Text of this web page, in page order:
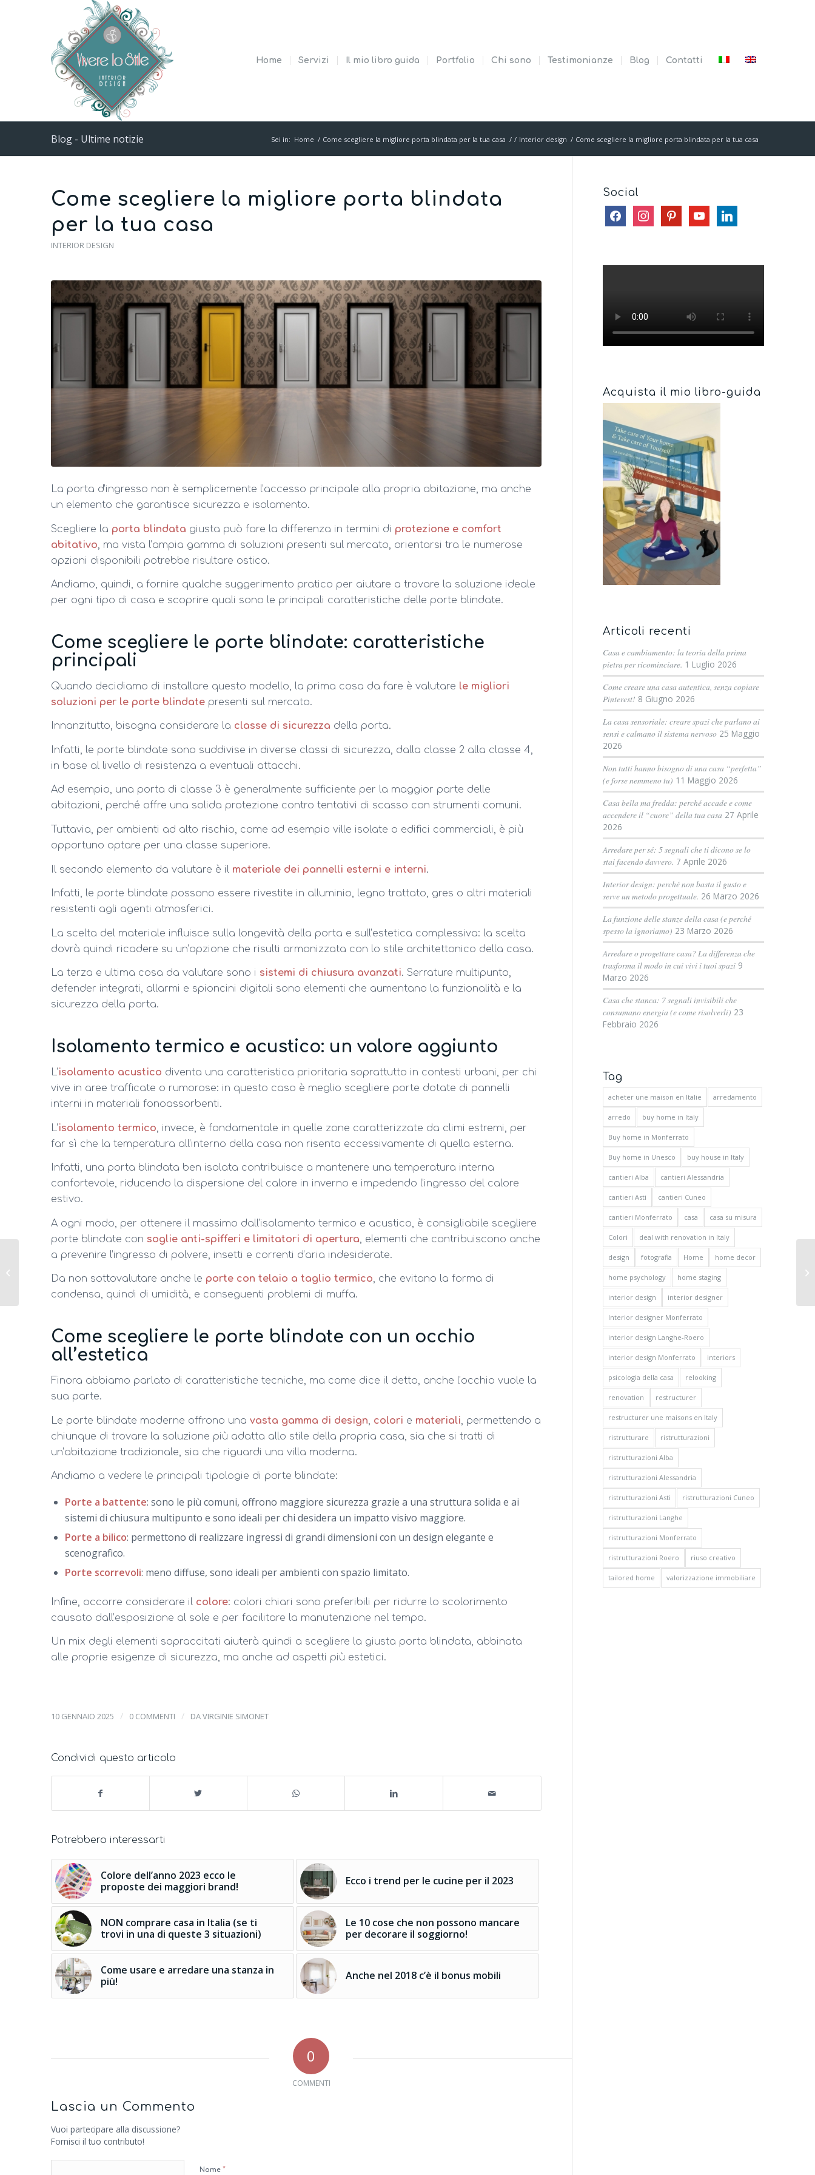
Home Servizi Il mio libro guida Portfolio Chi sono Testimonianze Blog Contatti
Blog - Ultime notizie Sei in: Home / Come scegliere la migliore porta blindata per la tua casa / / Interior design / Come scegliere la migliore porta blindata per la tua casa
Come scegliere la migliore porta blindata
per la tua casa
INTERIOR DESIGN
La porta d’ingresso non è semplicemente l’accesso principale alla propria abitazione, ma anche
un elemento che garantisce sicurezza e isolamento.
Scegliere la porta blindata giusta può fare la differenza in termini di protezione e comfort
abitativo , ma vista l’ampia gamma di soluzioni presenti sul mercato, orientarsi tra le numerose
opzioni disponibili potrebbe risultare ostico.
Andiamo, quindi, a fornire qualche suggerimento pratico per aiutare a trovare la soluzione ideale
per ogni tipo di casa e scoprire quali sono le principali caratteristiche delle porte blindate.
Come scegliere le porte blindate: caratteristiche
principali
Quando decidiamo di installare questo modello, la prima cosa da fare è valutare le migliori
soluzioni per le porte blindatepresenti sul mercato.
Innanzitutto, bisogna considerare la classe di sicurezza della porta.
Infatti, le porte blindate sono suddivise in diverse classi di sicurezza, dalla classe 2 alla classe 4,
in base al livello di resistenza a eventuali attacchi.
Ad esempio, una porta di classe 3 è generalmente sufficiente per la maggior parte delle
abitazioni, perché offre una solida protezione contro tentativi di scasso con strumenti comuni.
Tuttavia, per ambienti ad alto rischio, come ad esempio ville isolate o edifici commerciali, è più
opportuno optare per una classe superiore.
Il secondo elemento da valutare è il materiale dei pannelli esterni e interni.
Infatti, le porte blindate possono essere rivestite in alluminio, legno trattato, gres o altri materiali
resistenti agli agenti atmosferici.
La scelta del materiale influisce sulla longevità della porta e sull’estetica complessiva: la scelta
dovrà quindi ricadere su un’opzione che risulti armonizzata con lo stile architettonico della casa.
La terza e ultima cosa da valutare sono i sistemi di chiusura avanzati. Serrature multipunto,
defender integrati, allarmi e spioncini digitali sono elementi che aumentano la funzionalità e la
sicurezza della porta.
Isolamento termico e acustico: un valore aggiunto
L’isolamento acustico diventa una caratteristica prioritaria soprattutto in contesti urbani, per chi
vive in aree trafficate o rumorose: in questo caso è meglio scegliere porte dotate di pannelli
interni in materiali fonoassorbenti.
L’isolamento termico, invece, è fondamentale in quelle zone caratterizzate da climi estremi, per
far sì che la temperatura all’interno della casa non risenta eccessivamente di quella esterna.
Infatti, una porta blindata ben isolata contribuisce a mantenere una temperatura interna
confortevole, riducendo la dispersione del calore in inverno e impedendo l’ingresso del calore
estivo.
A ogni modo, per ottenere il massimo dall’isolamento termico e acustico, è consigliabile scegliere
porte blindate con soglie anti-spifferi e limitatori di apertura, elementi che contribuiscono anche
a prevenire l’ingresso di polvere, insetti e correnti d’aria indesiderate.
Da non sottovalutare anche le porte con telaio a taglio termico, che evitano la forma di
condensa, quindi di umidità, e conseguenti problemi di muffa.
Come scegliere le porte blindate con un occhio
all’estetica
Finora abbiamo parlato di caratteristiche tecniche, ma come dice il detto, anche l’occhio vuole la
sua parte.
Le porte blindate moderne offrono una vasta gamma di design, colori e materiali, permettendo a
chiunque di trovare la soluzione più adatta allo stile della propria casa, sia che si tratti di
un’abitazione tradizionale, sia che riguardi una villa moderna.
Andiamo a vedere le principali tipologie di porte blindate:
Porte a battente: sono le più comuni, offrono maggiore sicurezza grazie a una struttura solida e ai
sistemi di chiusura multipunto e sono ideali per chi desidera un impatto visivo maggiore.
Porte a bilico: permettono di realizzare ingressi di grandi dimensioni con un design elegante e
scenografico.
Porte scorrevoli: meno diffuse, sono ideali per ambienti con spazio limitato.
Infine, occorre considerare il colore: colori chiari sono preferibili per ridurre lo scolorimento
causato dall’esposizione al sole e per facilitare la manutenzione nel tempo.
Un mix degli elementi sopraccitati aiuterà quindi a scegliere la giusta porta blindata, abbinata
alle proprie esigenze di sicurezza, ma anche ad aspetti più estetici.
10 GENNAIO 2025 / 0 COMMENTI / DAVIRGINIE SIMONET
Condividi questo articolo
Potrebbero interessarti
Colore dell’anno 2023 ecco le
proposte dei maggiori brand!
Ecco i trend per le cucine per il 2023
NON comprare casa in Italia (se ti
trovi in una di queste 3 situazioni)
Le 10 cose che non possono mancare
per decorare il soggiorno!
Come usare e arredare una stanza in
più!
Anche nel 2018 c’è il bonus mobili
0
COMMENTI
Lascia un Commento
Vuoi partecipare alla discussione?
Fornisci il tuo contributo!
Nome *
Social
facebookinstagrampinterestyoutubelinkedin
Acquista il mio libro-guida
Articoli recenti
Casa e cambiamento: la teoria della prima
pietra per ricominciare. 1 Luglio 2026
Come creare una casa autentica, senza copiare
Pinterest! 8 Giugno 2026
La casa sensoriale: creare spazi che parlano ai
sensi e calmano il sistema nervoso 25 Maggio
2026
Non tutti hanno bisogno di una casa “perfetta”
(e forse nemmeno tu) 11 Maggio 2026
Casa bella ma fredda: perché accade e come
accendere il “cuore” della tua casa 27 Aprile
2026
Arredare per sé: 5 segnali che ti dicono se lo
stai facendo davvero. 7 Aprile 2026
Interior design: perché non basta il gusto e
serve un metodo progettuale. 26 Marzo 2026
La funzione delle stanze della casa (e perché
spesso la ignoriamo) 23 Marzo 2026
Arredare o progettare casa? La differenza che
trasforma il modo in cui vivi i tuoi spazi 9
Marzo 2026
Casa che stanca: 7 segnali invisibili che
consumano energia (e come risolverli) 23
Febbraio 2026
Tag
acheter une maison en Italie arredamento
arredo buy home in Italy
Buy home in Monferrato
Buy home in Unesco buy house in Italy
cantieri Alba cantieri Alessandria
cantieri Asti cantieri Cuneo
cantieri Monferrato casa casa su misura
Colori deal with renovation in Italy
design fotografia Home home decor
home psychology home staging
interior design interior designer
Interior designer Monferrato
interior design Langhe-Roero
interior design Monferrato interiors
psicologia della casa relooking
renovation restructurer
restructurer une maisons en Italy
ristrutturare ristrutturazioni
ristrutturazioni Alba
ristrutturazioni Alessandria
ristrutturazioni Asti ristrutturazioni Cuneo
ristrutturazioni Langhe
ristrutturazioni Monferrato
ristrutturazioni Roero riuso creativo
tailored home valorizzazione immobiliare
7 modi per aggiungere
stile e personalità alla